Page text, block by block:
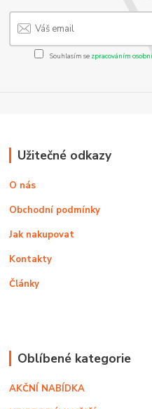
Souhlasím se zpracováním
Užitečné odkazy
O nás
Obchodní podmínky
Jak nakupovat
Kontakty
Články
Oblíbené kategorie
AKČNÍ NABÍDKA